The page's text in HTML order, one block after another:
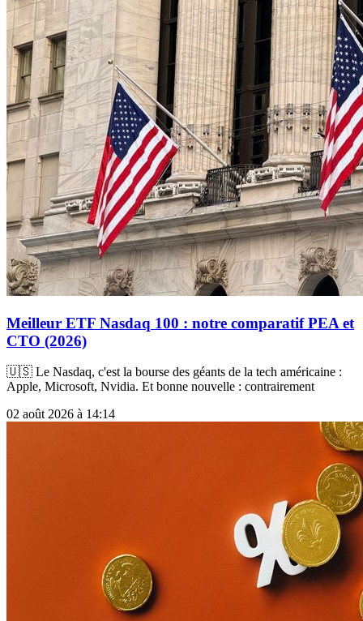
Meilleur ETF Nasdaq 100 : notre comparatif PEA et
CTO (2026)
🇺🇸 Le Nasdaq, c'est la bourse des géants de la tech américaine :
Apple, Microsoft, Nvidia. Et bonne nouvelle : contrairement
02 août 2026 à 14:14